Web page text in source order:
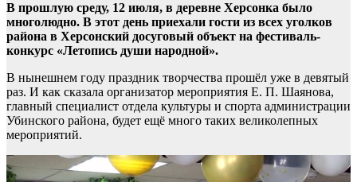
В прошлую среду, 12 июля, в деревне Херсонка было
многолюдно. В этот день приехали гости из всех уголков
района в Херсонский досуговый объект на фестиваль-
конкурс «Летопись души народной».
В нынешнем году праздник творчества прошёл уже в девятый
раз. И как сказала организатор мероприятия Е. П. Шаянова,
главный специалист отдела культуры и спорта администрации
Убинского района, будет ещё много таких великолепных
мероприятий.